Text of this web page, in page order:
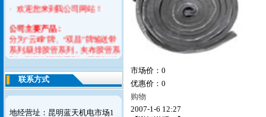
· 欢迎您来到我公司网站！
公司主要产品：
分为“云峰”牌、“双昌”牌输送带
系列,吸排胶管系列，夹布胶管系
列，耐酸碱胶管系列，平型传送
带系列，橡胶V带系列，橡胶止
水带，模制品系列六大产品。
们，谢谢！
联系方式
地经营址：昆明蓝天机电市场1
市场价：0
优惠价：0
购物
2007-1-6 12:27